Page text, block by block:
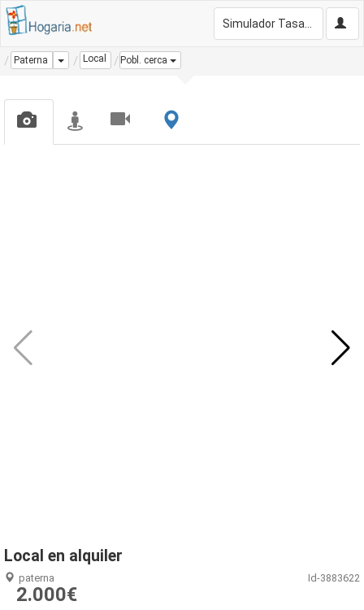
Paterna Dropdown
Local Pobl. cerca
Local en alquiler
paterna Id-3883622
2.000€